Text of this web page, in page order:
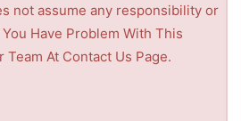
not assume any responsibility or
Have Problem With This
At Contact Us Page.